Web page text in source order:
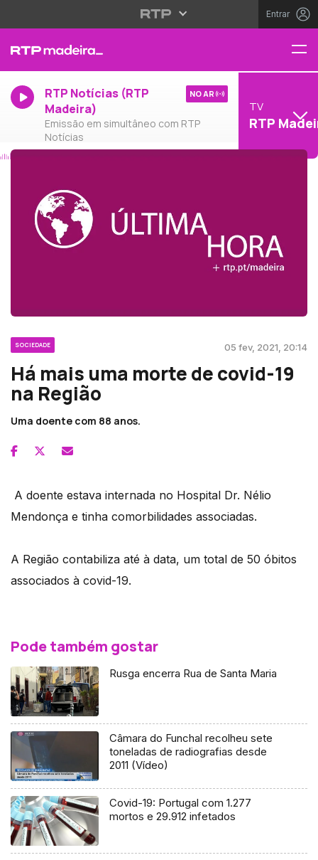
Entrar
RTP Notícias (RTP
Madeira)
Emissão em simultâneo com RTP
Notícias
NO AR
TV
RTP
SOCIEDADE 05 fev, 2021, 20:14
Há mais uma morte de covid-19
na Região
Uma doente com 88 anos.
A doente estava internada no Hospital Dr. Nélio
Mendonça e tinha comorbilidades associadas.
A Região contabiliza até à data, um total de 50 óbitos
associados à covid-19.
Pode também gostar
Rusga encerra Rua de Santa Maria
Câmara do Funchal recolheu sete
toneladas de radiografias desde
2011 (Vídeo)
Covid-19: Portugal com 1.277
mortos e 29.912 infetados